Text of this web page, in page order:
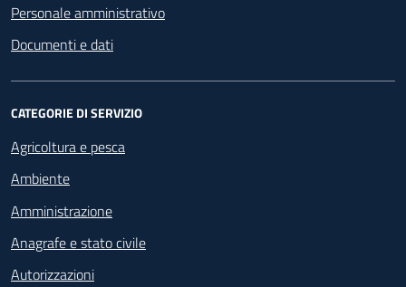
Personale amministrativo
Documenti e dati
CATEGORIE DI SERVIZIO
Agricoltura e pesca
Ambiente
Amministrazione
Anagrafe e stato civile
Autorizzazioni